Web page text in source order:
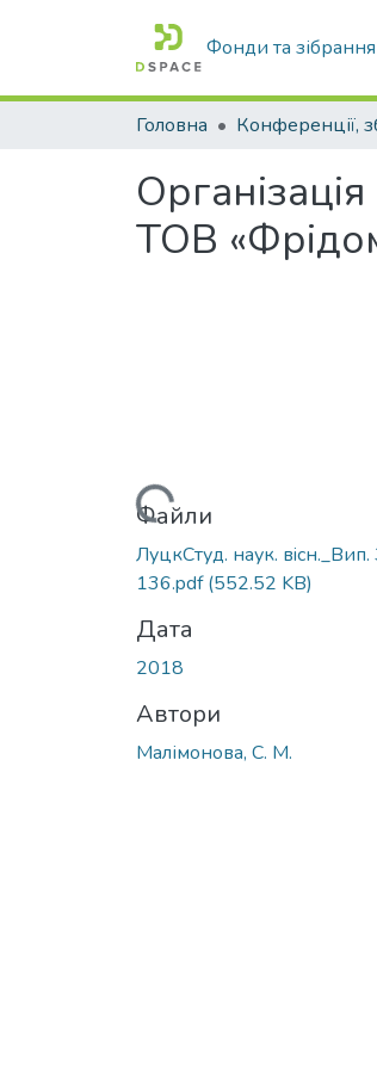
Фонди та зібрання
Головна
ТОВ
Вантажиться...
Файли
ЛуцкСтуд. наук.
136.pdf(552.52 KB)
Дата
2018
Автори
Малімонова, С. М.